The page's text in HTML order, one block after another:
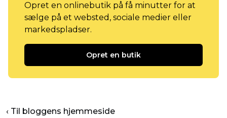
Opret en onlinebutik på få minutter for at
sælge på et websted, sociale medier eller
markedspladser.
Opret en butik
‹ Til bloggens hjemmeside